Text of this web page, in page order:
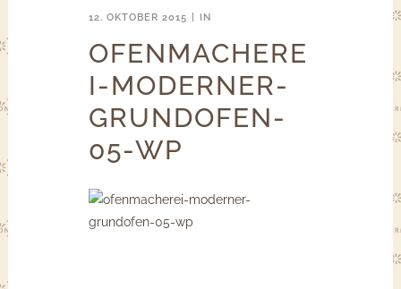
12. OKTOBER 2015 IN
OFENMACHERE
I-MODERNER-
GRUNDOFEN-
05-WP